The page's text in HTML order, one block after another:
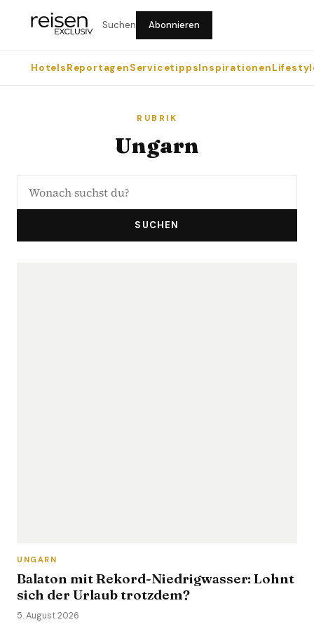
Suchen Abonnieren
HotelsReportagenServicetippsInspirationen
RUBRIK
Ungarn
SUCHEN
UNGARN
Balaton mit Rekord-Niedrigwasser: Lohnt
sich der Urlaub trotzdem?
5. August 2026